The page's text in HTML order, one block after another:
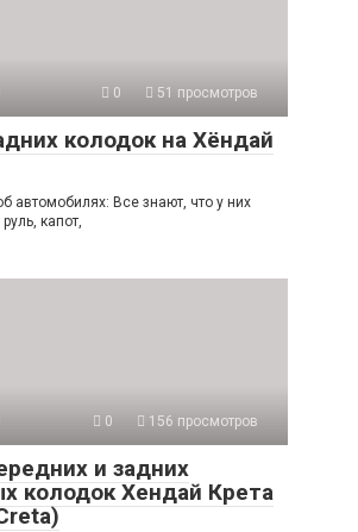
0 51 просмотров
колодок на Хёндай
автомобилях: Все знают, что у них
капот,
0 156 просмотров
и задних
колодок Хендай Крета